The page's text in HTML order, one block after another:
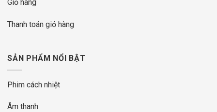
Giỏ hàng
Thanh toán giỏ hàng
SẢN PHẨM NỔI BẬT
Phim cách nhiệt
Âm thanh